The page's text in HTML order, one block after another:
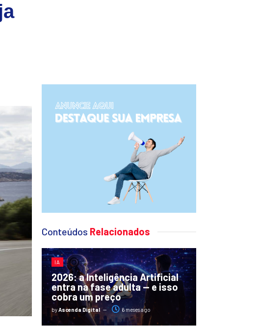
Conteúdos Relacionados
IA
2026: a Inteligência Artificial
entra na fase adulta — e isso
cobra um preço
byAscenda Digital 6 meses ago